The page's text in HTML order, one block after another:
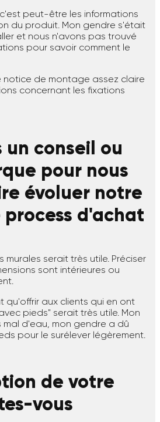
peut-être les informations
du produit. Mon gendre s'était
et nous n'avons pas trouvé
pour savoir comment le
notice de montage assez claire
concernant les fixations
un conseil ou
pour nous
évoluer notre
d'achat
murales serait très utile. Préciser
sont intérieures ou
qu'offrir aux clients qui en ont
pieds" serait très utile. Mon
d'eau, mon gendre a dû
pour le surélever légèrement.
de votre
vous